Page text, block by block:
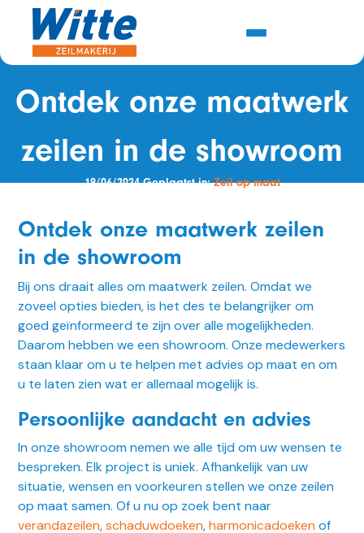
Ontdek onze maatwerk
zeilen in de showroom
19/06/2024 Geplaatst in:Zeil op maat
Ontdek onze maatwerk zeilen
in de showroom
Bij ons draait alles om maatwerk zeilen. Omdat we
zoveel opties bieden, is het des te belangrijker om
goed geïnformeerd te zijn over alle mogelijkheden.
Daarom hebben we een showroom. Onze medewerkers
staan klaar om u te helpen met advies op maat en om
u te laten zien wat er allemaal mogelijk is.
Persoonlijke aandacht en advies
In onze showroom nemen we alle tijd om uw wensen te
bespreken. Elk project is uniek. Afhankelijk van uw
situatie, wensen en voorkeuren stellen we onze zeilen
op maat samen. Of u nu op zoek bent naar
verandazeilen,schaduwdoeken,harmonicadoeken of